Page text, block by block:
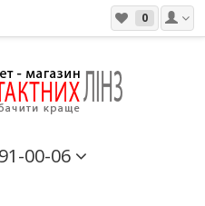
0
00-06